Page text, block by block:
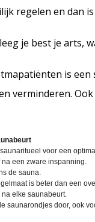
regelen en dan
je best je arts,
is
verminderen.
voor een
een zware inspanning.
de sauna.
is beter dan een
elke saunabeurt.
saunarondjes door, ook